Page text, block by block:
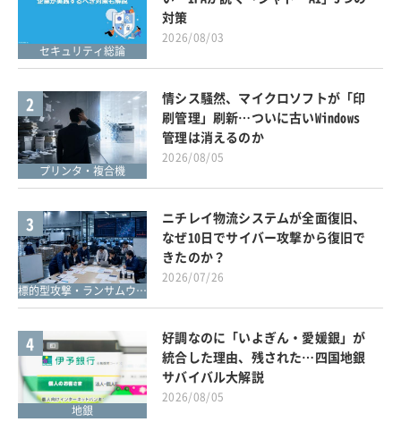
セキュリティ総論
対策
2026/08/03
2
プリンタ・複合機
情シス騒然、マイクロソフトが「印
刷管理」刷新…ついに古いWindows
管理は消えるのか
2026/08/05
3
標的型攻撃・ランサムウェア対策
ニチレイ物流システムが全面復旧、
なぜ10日でサイバー攻撃から復旧で
きたのか？
2026/07/26
4
地銀
好調なのに「いよぎん・愛媛銀」が
統合した理由、残された…四国地銀
サバイバル大解説
2026/08/05